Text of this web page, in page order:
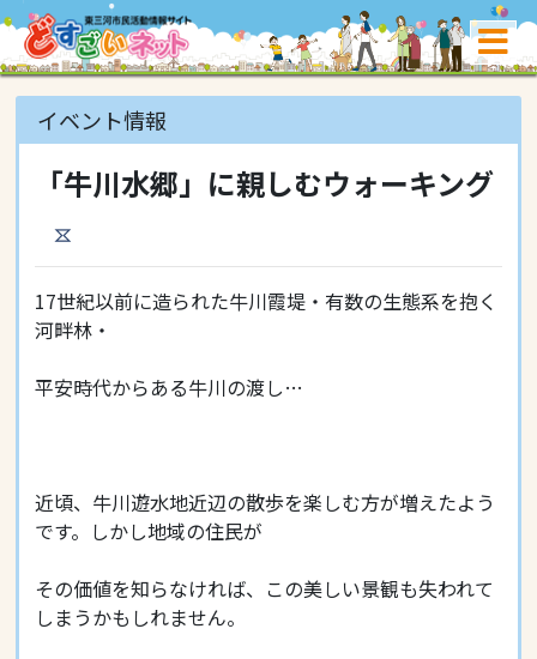
イベント情報
「牛川水郷」に親しむウォーキング
17世紀以前に造られた牛川霞堤・有数の生態系を抱く
河畔林・
平安時代からある牛川の渡し…
近頃、牛川遊水地近辺の散歩を楽しむ方が増えたよう
です。しかし地域の住民が
その価値を知らなければ、この美しい景観も失われて
しまうかもしれません。